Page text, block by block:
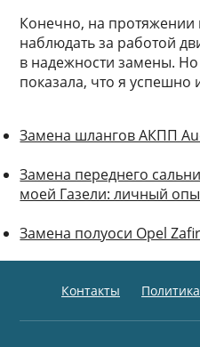
Конечно, на протяжении
наблюдать за работой
в надежности замены.
показала, что я успешно
Замена шлангов АКПП
Замена переднего
моей Газели: личный
Замена полуоси Opel
Контакты